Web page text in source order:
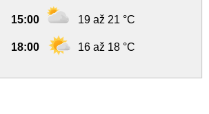
15:00 19 až 21 °C
18:00 16 až 18 °C